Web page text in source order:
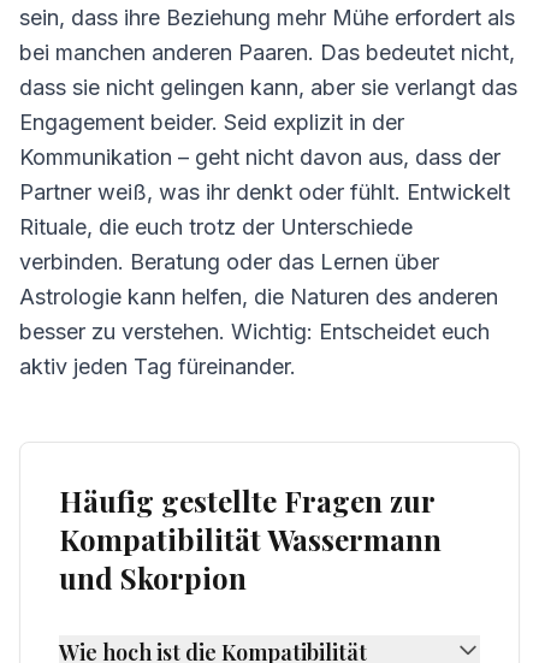
sein, dass ihre Beziehung mehr Mühe erfordert als
bei manchen anderen Paaren. Das bedeutet nicht,
dass sie nicht gelingen kann, aber sie verlangt das
Engagement beider. Seid explizit in der
Kommunikation – geht nicht davon aus, dass der
Partner weiß, was ihr denkt oder fühlt. Entwickelt
Rituale, die euch trotz der Unterschiede
verbinden. Beratung oder das Lernen über
Astrologie kann helfen, die Naturen des anderen
besser zu verstehen. Wichtig: Entscheidet euch
aktiv jeden Tag füreinander.
Häufig gestellte Fragen zur
Kompatibilität Wassermann
und Skorpion
Wie hoch ist die Kompatibilität